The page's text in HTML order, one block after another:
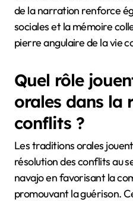
de la narration renforce
sociales et la mémoire
pierre angulaire de la vie
Quel rôle
orales dans la
conflits ?
Les traditions orales
résolution des conflits au
navajo en favorisant la
promouvant la guérison.